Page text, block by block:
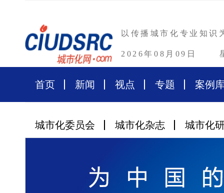
以传播城市化专业知识
2026年08月09日
首页 新闻 视点 专题 案例
城市化委员会 城市化杂志 城市化